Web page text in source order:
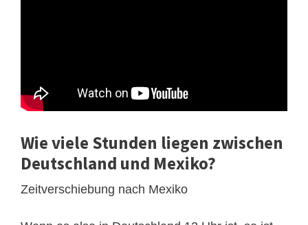
Wie viele Stunden liegen zwischen
Deutschland und Mexiko?
Zeitverschiebung nach Mexiko